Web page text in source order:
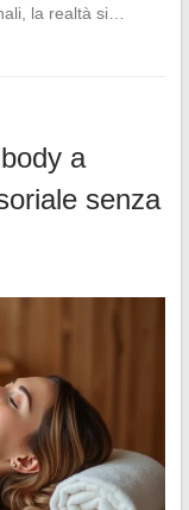
la realtà si…
a
senza